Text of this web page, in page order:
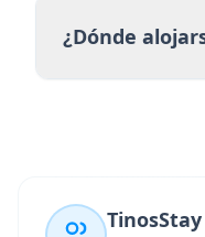
¿Dónde